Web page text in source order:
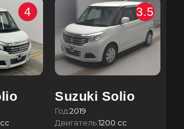
4
Suzuki Solio
3.5
Год:2019
Двигатель:1200 сс